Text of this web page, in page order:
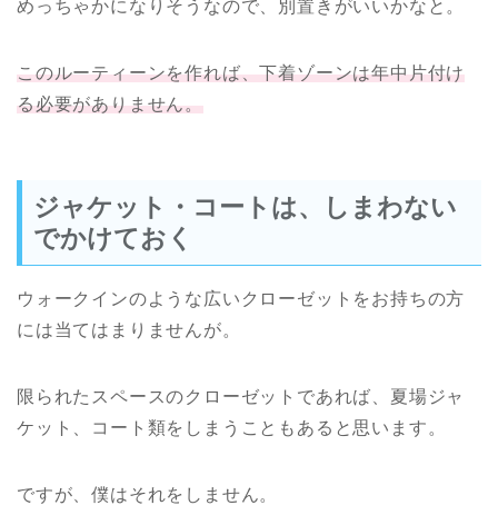
めっちゃかになりそうなので、別置きがいいかなと。
このルーティーンを作れば、下着ゾーンは年中片付け
る必要がありません。
ジャケット・コートは、しまわない
でかけておく
ウォークインのような広いクローゼットをお持ちの方
には当てはまりませんが。
限られたスペースのクローゼットであれば、夏場ジャ
ケット、コート類をしまうこともあると思います。
ですが、僕はそれをしません。